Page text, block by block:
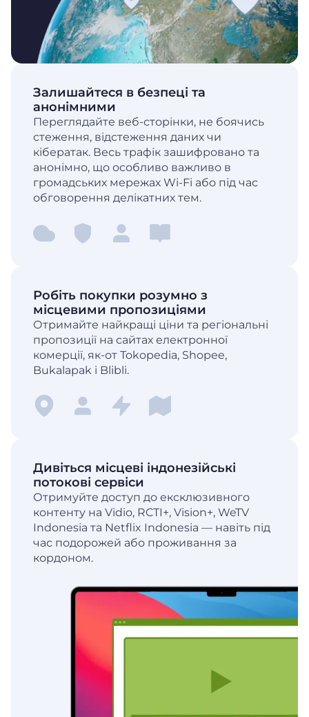
Залишайтеся в безпеці та
анонімними
Переглядайте веб-сторінки, не боячись
стеження, відстеження даних чи
кібератак. Весь трафік зашифровано та
анонімно, що особливо важливо в
громадських мережах Wi-Fi або під час
обговорення делікатних тем.
Робіть покупки розумно з
місцевими пропозиціями
Отримайте найкращі ціни та регіональні
пропозиції на сайтах електронної
комерції, як-от Tokopedia, Shopee,
Bukalapak і Blibli.
Дивіться місцеві індонезійські
потокові сервіси
Отримуйте доступ до ексклюзивного
контенту на Vidio, RCTI+, Vision+, WeTV
Indonesia та Netflix Indonesia — навіть під
час подорожей або проживання за
кордоном.